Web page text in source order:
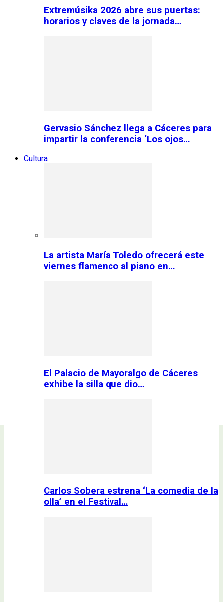
Extremúsika 2026 abre sus puertas:
horarios y claves de la jornada…
Gervasio Sánchez llega a Cáceres para
impartir la conferencia ‘Los ojos…
Cultura
La artista María Toledo ofrecerá este
viernes flamenco al piano en…
El Palacio de Mayoralgo de Cáceres
exhibe la silla que dio…
Carlos Sobera estrena ‘La comedia de la
olla’ en el Festival…